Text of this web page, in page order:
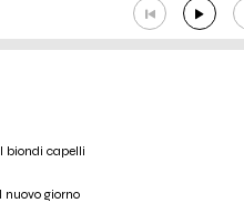
biondi capelli
nuovo giorno